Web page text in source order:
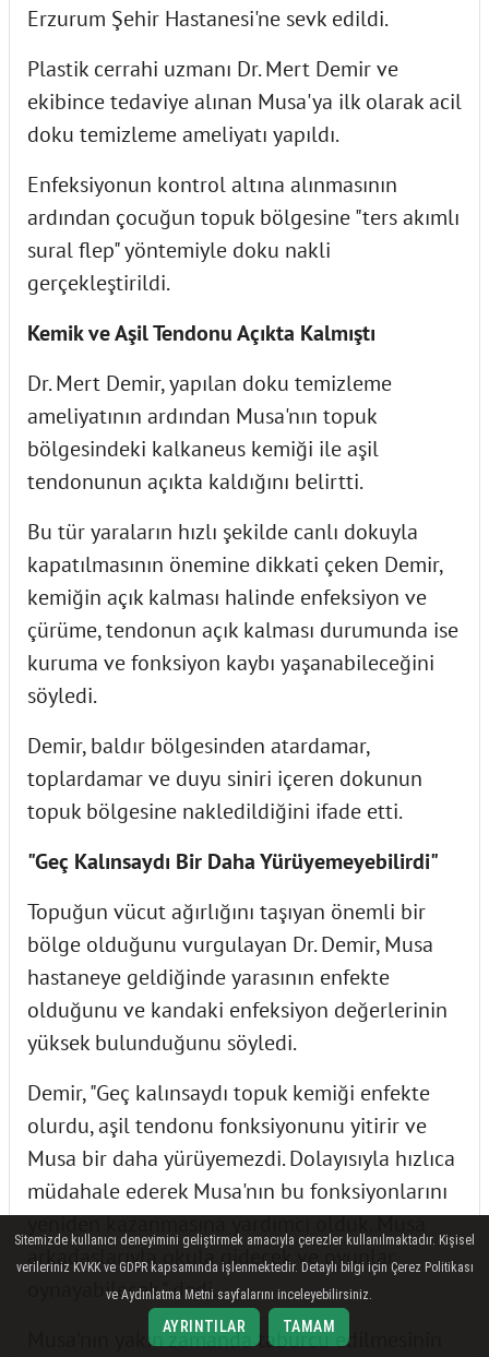
Erzurum Şehir Hastanesi'ne sevk edildi.
Plastik cerrahi uzmanı Dr. Mert Demir ve
ekibince tedaviye alınan Musa'ya ilk olarak acil
doku temizleme ameliyatı yapıldı.
Enfeksiyonun kontrol altına alınmasının
ardından çocuğun topuk bölgesine "ters akımlı
sural flep" yöntemiyle doku nakli
gerçekleştirildi.
Kemik ve Aşil Tendonu Açıkta Kalmıştı
Dr. Mert Demir, yapılan doku temizleme
ameliyatının ardından Musa'nın topuk
bölgesindeki kalkaneus kemiği ile aşil
tendonunun açıkta kaldığını belirtti.
Bu tür yaraların hızlı şekilde canlı dokuyla
kapatılmasının önemine dikkati çeken Demir,
kemiğin açık kalması halinde enfeksiyon ve
çürüme, tendonun açık kalması durumunda ise
kuruma ve fonksiyon kaybı yaşanabileceğini
söyledi.
Demir, baldır bölgesinden atardamar,
toplardamar ve duyu siniri içeren dokunun
topuk bölgesine nakledildiğini ifade etti.
"Geç Kalınsaydı Bir Daha Yürüyemeyebilirdi"
Topuğun vücut ağırlığını taşıyan önemli bir
bölge olduğunu vurgulayan Dr. Demir, Musa
hastaneye geldiğinde yarasının enfekte
olduğunu ve kandaki enfeksiyon değerlerinin
yüksek bulunduğunu söyledi.
Demir, "Geç kalınsaydı topuk kemiği enfekte
olurdu, aşil tendonu fonksiyonunu yitirir ve
Musa bir daha yürüyemezdi. Dolayısıyla hızlıca
müdahale ederek Musa'nın bu fonksiyonlarını
yeniden kazanmasına yardımcı olduk. Musa
arkadaşlarıyla okula gidecek ve oyunlar
oynayabilecek." dedi.
Musa'nın yakın zamanda taburcu edilmesinin
Sitemizde kullanıcı deneyimini geliştirmek amacıyla çerezler kullanılmaktadır. Kişisel
verileriniz KVKK ve GDPR kapsamında işlenmektedir. Detaylı bilgi için Çerez Politikası
ve Aydınlatma Metni sayfalarını inceleyebilirsiniz.
AYRINTILAR TAMAM